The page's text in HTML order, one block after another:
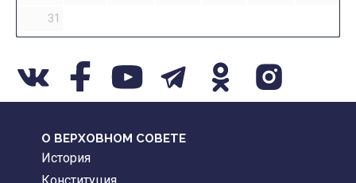
31
О ВЕРХОВНОМ СОВЕТЕ
История
Конституция